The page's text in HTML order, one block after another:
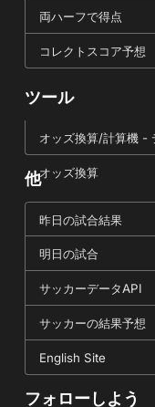
両ハーフで得点
コレクトスコア予想
ツール
オッズ換算/計算機 -
オッズ換算
他
昨日の試合結果
明日の試合
サッカーデータAPI
サッカーの結果予想
English Site
フォローしよう